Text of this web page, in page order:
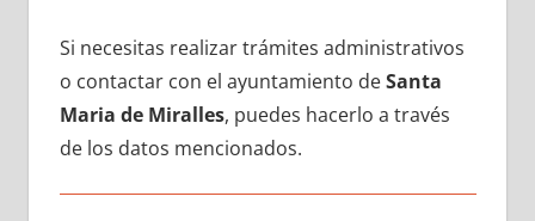
Si necesitas realizar trámites administrativos
ο contactar сοn el ayuntamiento dеSanta
Maria dе Miralles, puedes hacerlo а través
dе los datos mencionados.